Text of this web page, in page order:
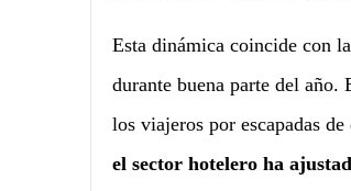
Esta dinámica coincide con
durante buena parte del
los viajeros por escapadas
el sector hotelero ha